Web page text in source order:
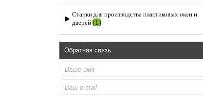
Станки для производства пластиковых окон и
дверей (1)
Обратная связь